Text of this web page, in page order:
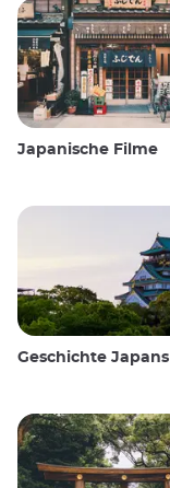
Japanische Filme
Geschichte Japans